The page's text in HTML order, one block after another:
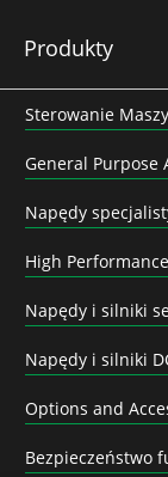
Produkty
Sterowanie
General Purpose
Napędy
High
Napędy i silniki
Napędy i silniki
Options and
Bezpieczeństwo